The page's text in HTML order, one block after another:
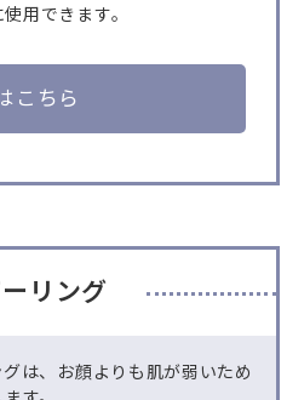
用できます。
こちら
リング
は、お顔よりも肌が弱いため